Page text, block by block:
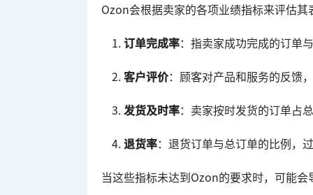
Ozon会根据卖家的各项业绩指标来评估其
订单完成率：指卖家成功完成的订单
客户评价：顾客对产品和服务的反馈
发货及时率：卖家按时发货的订单占
退货率：退货订单与总订单的比例，
当这些指标未达到Ozon的要求时，可能